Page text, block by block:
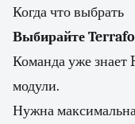
Когда что выбрать
Выбирайте
Команда уже знает
модули.
Нужна